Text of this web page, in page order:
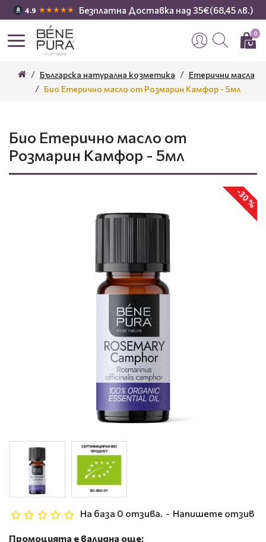
4.9 ★★★★★ Безплатна Доставка над 35€(68,45 лв.)
0
Българска натурална козметика
Етерични масла
Био Етерично масло от Розмарин Камфор - 5мл
Био Етерично масло от
Розмарин Камфор - 5мл
-30 %
На база 0 отзива. - Напишете отзив
Промоцията е валидна още: